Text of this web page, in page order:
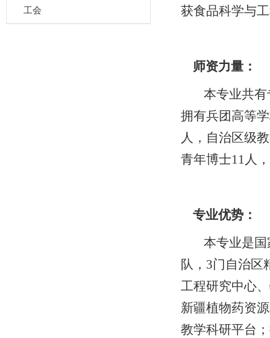
工会
获食品科学与
师资力量：
本专业共
拥有兵团高等
人，自治区级
青年博士11人
专业优势 ：
本专业是
队，3门自治区
工程研究中心
新疆植物药资
教学科研平台